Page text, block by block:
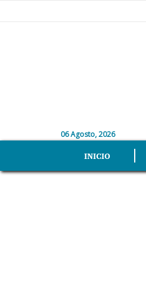
06 Agosto, 2026
INICIO